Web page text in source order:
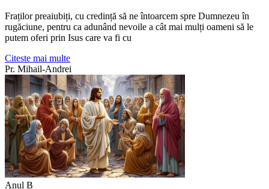
Fraților preaiubiți, cu credință să ne întoarcem spre Dumnezeu în
rugăciune, pentru ca adunând nevoile a cât mai mulți oameni să le
putem oferi prin Isus care va fi cu
Citeste mai multe
Pr. Mihail-Andrei
Anul B